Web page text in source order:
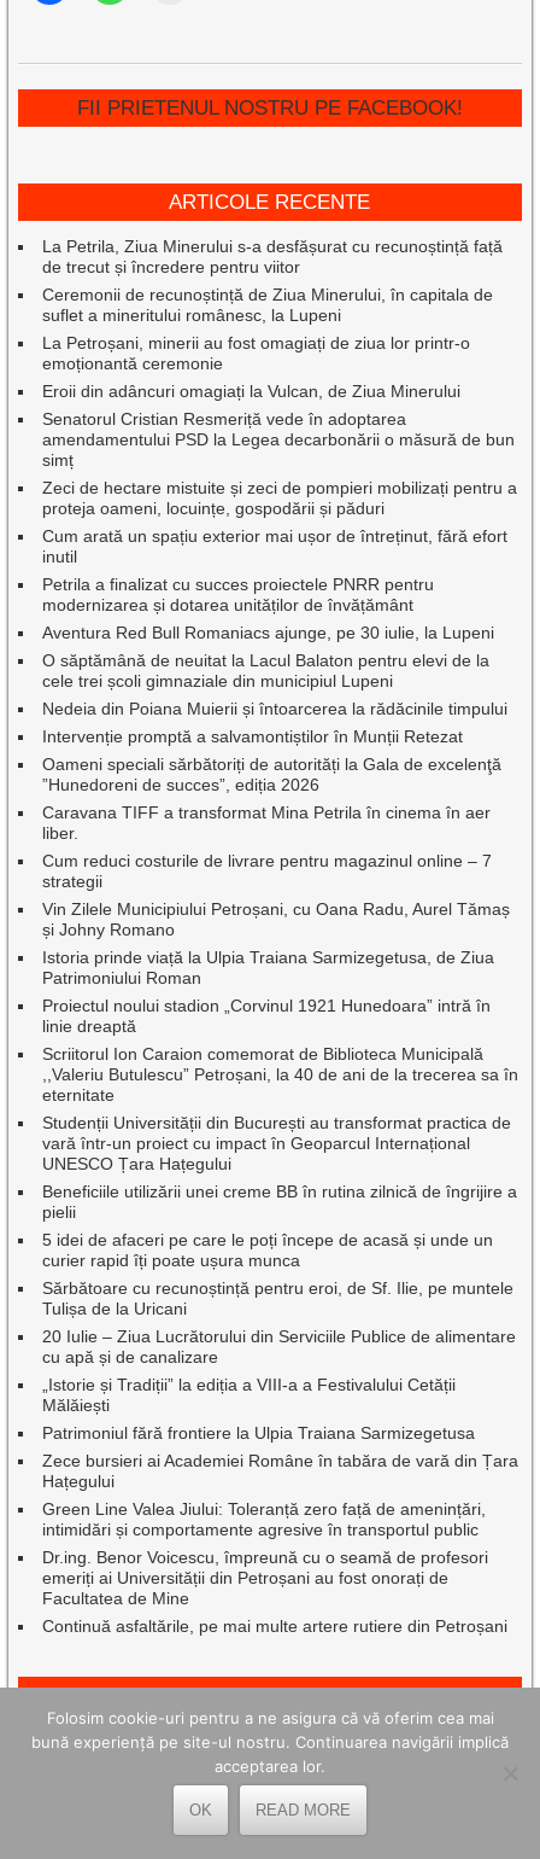
FII PRIETENUL NOSTRU PE FACEBOOK!
ARTICOLE RECENTE
La Petrila, Ziua Minerului s-a desfășurat cu recunoștință față
de trecut și încredere pentru viitor
Ceremonii de recunoștință de Ziua Minerului, în capitala de
suflet a mineritului românesc, la Lupeni
La Petroșani, minerii au fost omagiați de ziua lor printr-o
emoționantă ceremonie
Eroii din adâncuri omagiați la Vulcan, de Ziua Minerului
Senatorul Cristian Resmeriță vede în adoptarea
amendamentului PSD la Legea decarbonării o măsură de bun
simț
Zeci de hectare mistuite și zeci de pompieri mobilizați pentru a
proteja oameni, locuințe, gospodării și păduri
Cum arată un spațiu exterior mai ușor de întreținut, fără efort
inutil
Petrila a finalizat cu succes proiectele PNRR pentru
modernizarea și dotarea unităților de învățământ
Aventura Red Bull Romaniacs ajunge, pe 30 iulie, la Lupeni
O săptămână de neuitat la Lacul Balaton pentru elevi de la
cele trei școli gimnaziale din municipiul Lupeni
Nedeia din Poiana Muierii și întoarcerea la rădăcinile timpului
Intervenție promptă a salvamontiștilor în Munții Retezat
Oameni speciali sărbătoriți de autorități la Gala de excelenţă
”Hunedoreni de succes”, ediția 2026
Caravana TIFF a transformat Mina Petrila în cinema în aer
liber.
Cum reduci costurile de livrare pentru magazinul online – 7
strategii
Vin Zilele Municipiului Petroșani, cu Oana Radu, Aurel Tămaș
și Johny Romano
Istoria prinde viață la Ulpia Traiana Sarmizegetusa, de Ziua
Patrimoniului Roman
Proiectul noului stadion „Corvinul 1921 Hunedoara” intră în
linie dreaptă
Scriitorul Ion Caraion comemorat de Biblioteca Municipală
,,Valeriu Butulescu” Petroșani, la 40 de ani de la trecerea sa în
eternitate
Studenții Universității din București au transformat practica de
vară într-un proiect cu impact în Geoparcul Internațional
UNESCO Țara Hațegului
Beneficiile utilizării unei creme BB în rutina zilnică de îngrijire a
pielii
5 idei de afaceri pe care le poți începe de acasă și unde un
curier rapid îți poate ușura munca
Sărbătoare cu recunoștință pentru eroi, de Sf. Ilie, pe muntele
Tulișa de la Uricani
20 Iulie – Ziua Lucrătorului din Serviciile Publice de alimentare
cu apă și de canalizare
„Istorie și Tradiții” la ediția a VIII-a a Festivalului Cetății
Mălăiești
Patrimoniul fără frontiere la Ulpia Traiana Sarmizegetusa
Zece bursieri ai Academiei Române în tabăra de vară din Țara
Hațegului
Green Line Valea Jiului: Toleranță zero față de amenințări,
intimidări și comportamente agresive în transportul public
Dr.ing. Benor Voicescu, împreună cu o seamă de profesori
emeriți ai Universității din Petroșani au fost onorați de
Facultatea de Mine
Continuă asfaltările, pe mai multe artere rutiere din Petroșani
CELE MAI BUNE ARTICOLE ȘI PAGINI
Folosim cookie-uri pentru a ne asigura că vă oferim cea mai
bună experiență pe site-ul nostru. Continuarea navigării implică
acceptarea lor.
OK READ MORE